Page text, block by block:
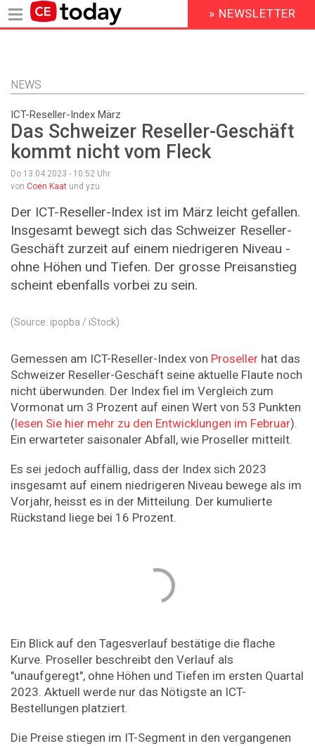
Inhalt
HEADER
MENU
» NEWSLETTER
NEWS
ICT-Reseller-Index März
Das Schweizer Reseller-Geschäft
kommt nicht vom Fleck
Do 13.04.2023 - 10:52 Uhr
von Coen Kaat und yzu
Der ICT-Reseller-Index ist im März leicht gefallen.
Insgesamt bewegt sich das Schweizer Reseller-
Geschäft zurzeit auf einem niedrigeren Niveau -
ohne Höhen und Tiefen. Der grosse Preisanstieg
scheint ebenfalls vorbei zu sein.
(Source: ipopba / iStock)
Gemessen am ICT-Reseller-Index von Proseller hat das
Schweizer Reseller-Geschäft seine aktuelle Flaute noch
nicht überwunden. Der Index fiel im Vergleich zum
Vormonat um 3 Prozent auf einen Wert von 53 Punkten
(lesen Sie hier mehr zu den Entwicklungen im Februar).
Ein erwarteter saisonaler Abfall, wie Proseller mitteilt.
Es sei jedoch auffällig, dass der Index sich 2023
insgesamt auf einem niedrigeren Niveau bewege als im
Vorjahr, heisst es in der Mitteilung. Der kumulierte
Rückstand liege bei 16 Prozent.
Ein Blick auf den Tagesverlauf bestätige die flache
Kurve. Proseller beschreibt den Verlauf als
"unaufgeregt", ohne Höhen und Tiefen im ersten Quartal
2023. Aktuell werde nur das Nötigste an ICT-
Bestellungen platziert.
Die Preise stiegen im IT-Segment in den vergangenen